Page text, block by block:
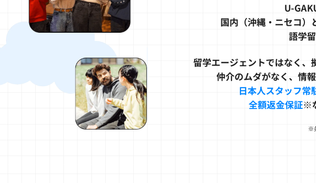
U-
国内（沖縄・ニセコ）
語学
留学エージェントではなく、
仲介のムダがなく、情
日本人スタッフ常
全額返金保証※
※